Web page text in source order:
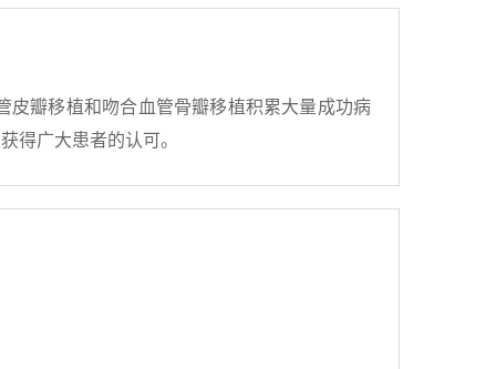
皮瓣移植和吻合血管骨瓣移植积累大量成功病
得广大患者的认可。